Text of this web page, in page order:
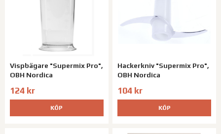
Vispbägare "Supermix Pro",
OBH Nordica
124 kr
KÖP
Hackerkniv "Supermix Pro",
OBH Nordica
104 kr
KÖP